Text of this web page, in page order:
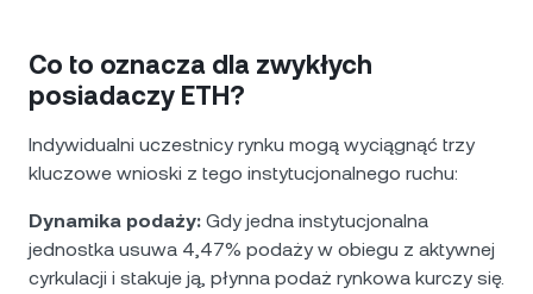
Co to oznacza dla zwykłych
posiadaczy ETH?
Indywidualni uczestnicy rynku mogą wyciągnąć trzy
kluczowe wnioski z tego instytucjonalnego ruchu:
Dynamika podaży: Gdy jedna instytucjonalna
jednostka usuwa 4,47% podaży w obiegu z aktywnej
cyrkulacji i stakuje ją, płynna podaż rynkowa kurczy się.